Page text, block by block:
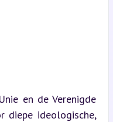
en de Verenigde
diepe ideologische,